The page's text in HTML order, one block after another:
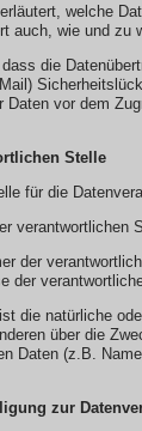
welche
auch, wie und zu
die
Daten vor dem
Stelle
für die
verantwortlichen
der
der
die natürliche
über die
Daten (z.B.
zur